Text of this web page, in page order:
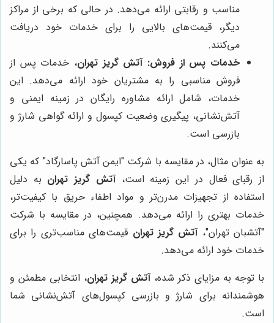
مناسب و رقابتی ارائه می‌دهد. در حالی که برخی از مراکز
دیگر، قیمت‌های بالایی را برای خدمات خود دریافت
می‌کنند.
خدمات پس از فروش: آتش گریز تهران، خدمات پس از
فروش مناسبی را به مشتریان خود ارائه می‌دهد. این
خدمات، شامل ارائه مشاوره رایگان در زمینه ایمنی و
آتش‌نشانی، پیگیری وضعیت کپسول و ارائه گواهی شارژ و
بازرسی است.
به عنوان مثال، در مقایسه با شرکت "ایمن آتش پاسارگاد" که یکی
از رقبای فعال در این زمینه است،آتش گریز تهران به دلیل
استفاده از تجهیزات مدرن‌تر و مواد اطفاء حریق با کیفیت‌تر،
خدمات بهتری را ارائه می‌دهد. همچنین، در مقایسه با شرکت
"آتشبان تهران"،آتش گریز تهران قیمت‌های مناسب‌تری را برای
خدمات خود ارائه می‌دهد.
با توجه به مزایای ذکر شده،آتش گریز تهران، انتخابی مطمئن و
هوشمندانه برای شارژ و بازرسی کپسول‌های آتش‌نشانی شما
است.